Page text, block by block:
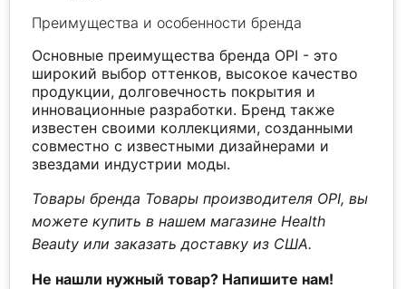
Преимущества и особенности бренда
Основные преимущества бренда OPI - это
широкий выбор оттенков, высокое качество
продукции, долговечность покрытия и
инновационные разработки. Бренд также
известен своими коллекциями, созданными
совместно с известными дизайнерами и
звездами индустрии моды.
Товары бренда Товары производителя OPI, вы
можете купить в нашем магазине Health
Beauty или заказать доставку из США.
Не нашли нужный товар? Напишите нам!